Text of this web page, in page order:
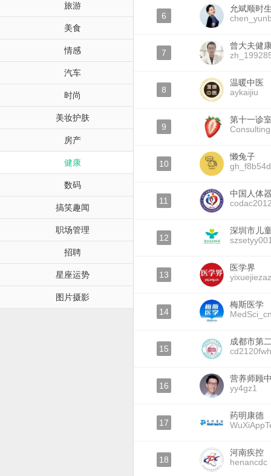
旅游
美食
情感
汽车
时尚
美妆护肤
房产
健康
数码
搞笑趣闻
职场管理
招聘
星座运势
图片摄影
6
允斌顺时
7
曾大夫健
8
温暖中医
aykaijiu
9
第十一诊
10
懒兔子
11
中国人体
12
深圳市儿
13
医学界
14
梅斯医学
15
成都市第
cd2120fwh
16
营养师顾
yy4gz1
17
药明康德
18
河南疾控
henancdc